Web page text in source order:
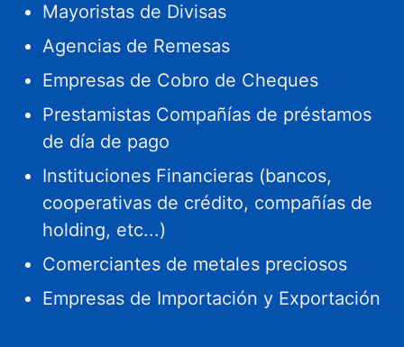
Mayoristas de Divisas
Agencias de Remesas
Empresas de Cobro de Cheques
Prestamistas Compañías de préstamos
de día de pago
Instituciones Financieras (bancos,
cooperativas de crédito, compañías de
holding, etc...)
Comerciantes de metales preciosos
Empresas de Importación y Exportación